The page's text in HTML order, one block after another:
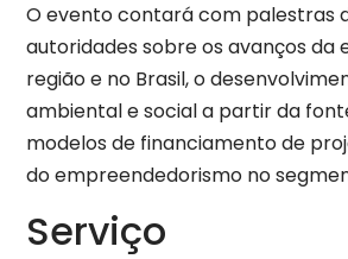
O evento contará com palestras
autoridades sobre os avanços da
região e no Brasil, o
ambiental e social a partir da
modelos de financiamento de
do empreendedorismo no
Serviço